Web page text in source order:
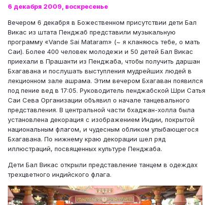
6 декабря 2009, воскресенье
Вечером 6 декабря в Божественном присутствии дети Бал
Викас из штата Пенджаб представили музыкальную
программу «Vande Sai Mataram» (~ я кланяюсь тебе, о мать
Саи). Более 400 человек молодежи и 50 детей Бал Викас
приехали в Прашанти из Пенджаба, чтобы получить даршан
Бхагавана и послушать выступления мудрейших людей в
лекционном зале ашрама. Этим вечером Бхагаван появился
под пение вед в 17:05. Руководитель пенджабской Шри Сатья
Саи Сева Организации объявил о начале танцевального
представления. В центральной части бхаджан-холла была
установлена декорация с изображением Индии, покрытой
национальным флагом, и чудесным обликом улыбающегося
Бхагавана. По нижнему краю декорации шел ряд
иллюстраций, посвященных культуре Пенджаба.
Дети Бал Викас открыли представление танцем в одеждах
трехцветного индийского флага.